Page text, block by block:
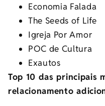
Economia Falada
The Seeds of Life
Igreja Por Amor
POC de Cultura
Exautos
Top 10 das principais
relacionamento